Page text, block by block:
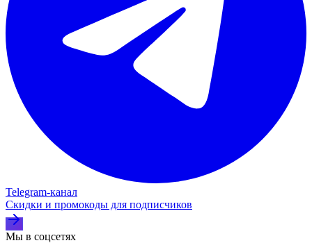
Telegram‑канал
Скидки и промокоды для подписчиков
Мы в соцсетях